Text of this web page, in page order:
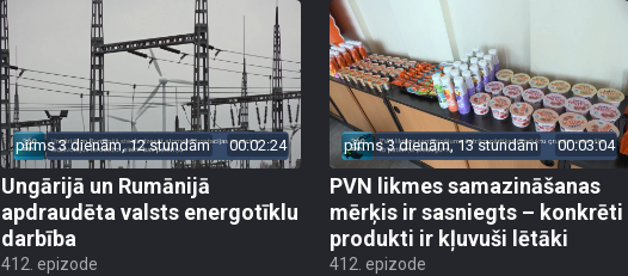
pirms 3 dienām, 12 stundām 00:02:24
Ungārijā un Rumānijā
apdraudēta valsts energotīklu
darbība
412. epizode
pirms 3 dienām, 13 stundām 00:03:04
PVN likmes samazināšanas
mērķis ir sasniegts – konkrēti
produkti ir kļuvuši lētāki
412. epizode